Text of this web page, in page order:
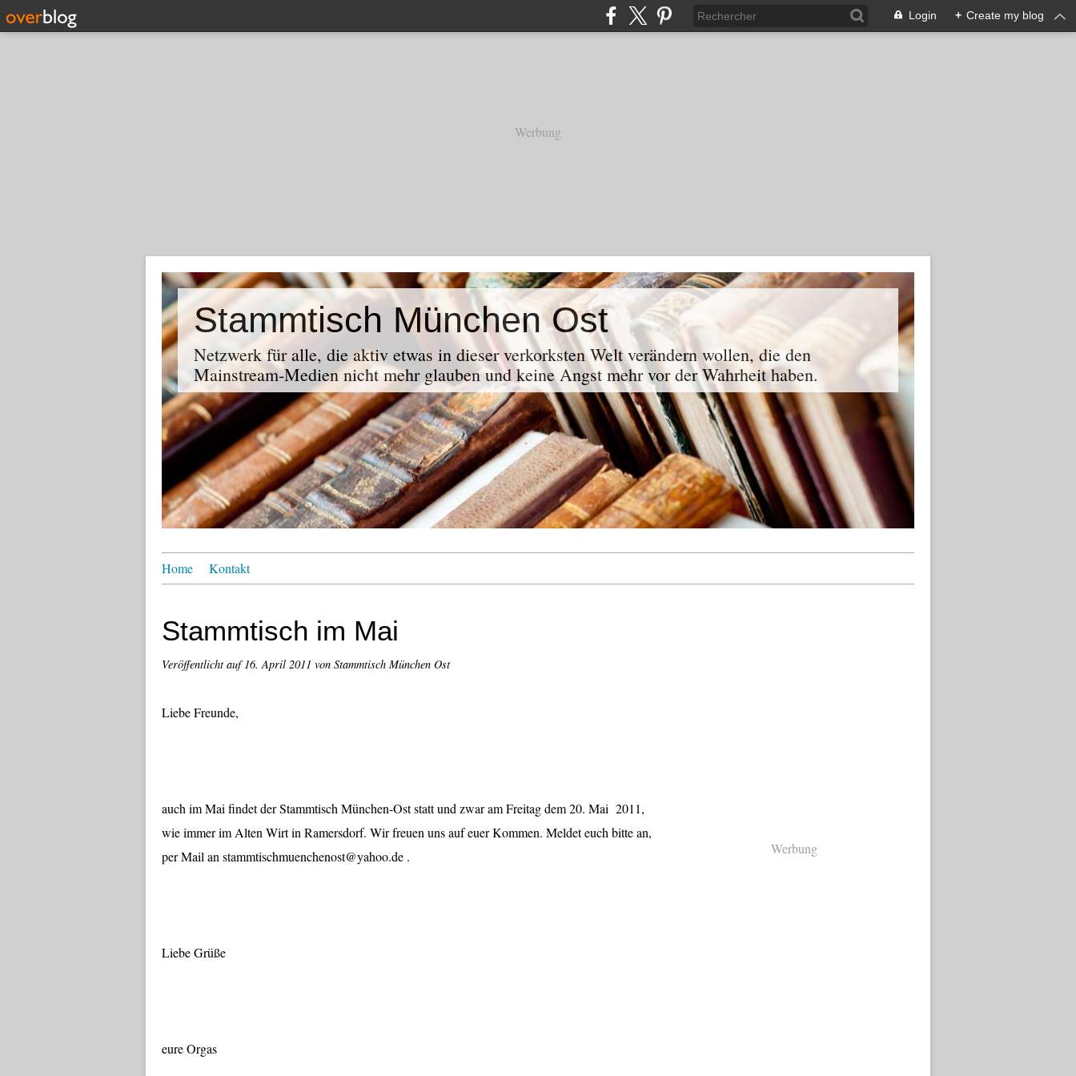
Login + Create my blog
Werbung
Stammtisch München Ost
Netzwerk für alle, die aktiv etwas in dieser verkorksten Welt verändern wollen, die den
Mainstream-Medien nicht mehr glauben und keine Angst mehr vor der Wahrheit haben.
Home Kontakt
Stammtisch im Mai
Veröffentlicht auf16. April 2011 von Stammtisch München Ost
Liebe Freunde,
auch im Mai findet der Stammtisch München-Ost statt und zwar am Freitag dem 20. Mai 2011,
wie immer im Alten Wirt in Ramersdorf. Wir freuen uns auf euer Kommen. Meldet euch bitte an,
per Mail an stammtischmuenchenost@yahoo.de .
Liebe Grüße
eure Orgas
Werbung